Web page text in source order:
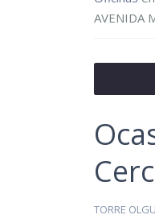
AVENIDA
TORRE